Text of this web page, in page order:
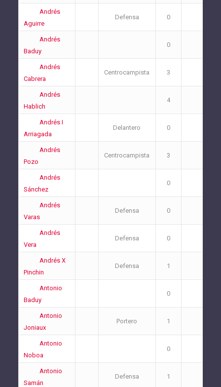
Andrés
Aguirre
Defensa 0
Andrés
Baduy
0
Andrés
Cabrera
Centrocampista 3
Andrés
Hablich
4
Andrés I
Arriagada
Delantero 0
Andrés
Pozo
Centrocampista 3
Andrés
Sánchez
0
Andrés
Varas
Defensa 0
Andrés
Vera
Defensa 0
Andrés X
Pinchin
Defensa 1
Antonio
Baduy
0
Antonio
Joniaux
Portero 1
Antonio
Noboa
0
Antonio
Samán
Defensa 1